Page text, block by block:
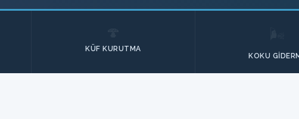
KÜF KURUTMA
KOKU